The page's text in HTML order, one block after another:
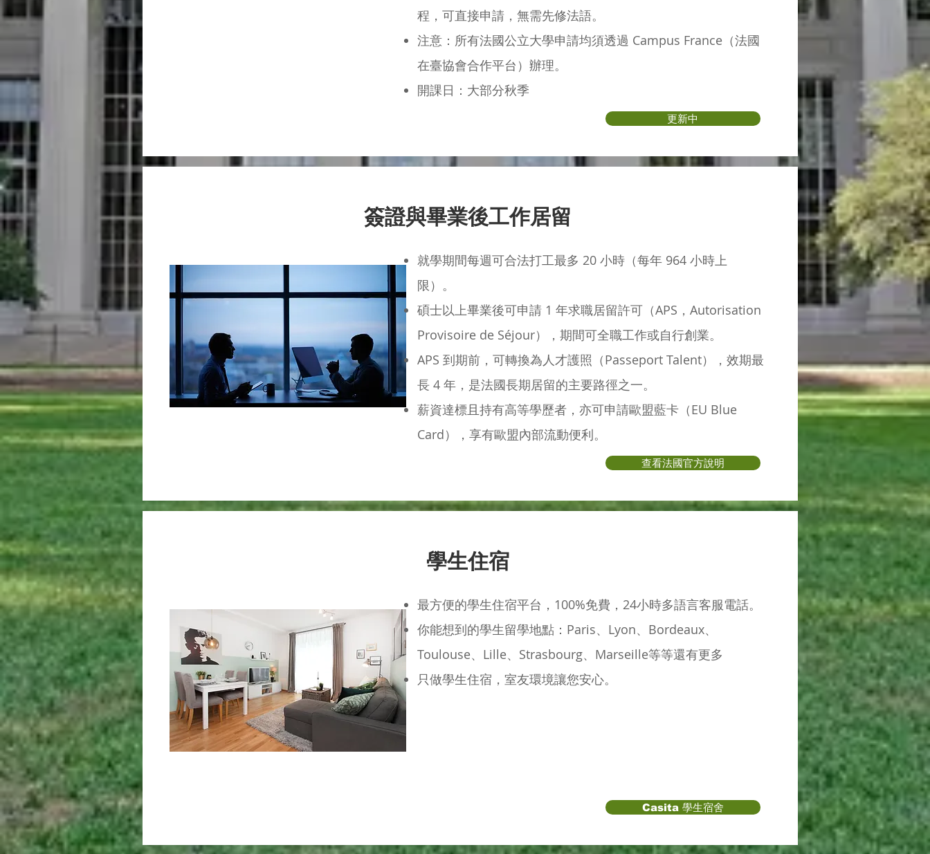
程，可直接申請，無需先修法語。
注意：所有法國公立大學申請均須透過 Campus France（法國
在臺協會合作平台）辦理。
開課日：大部分秋季
更新中
簽證與畢業後工作居留
就學期間每週可合法打工最多 20 小時（每年 964 小時上
限）。
碩士以上畢業後可申請 1 年求職居留許可（APS，Autorisation
Provisoire de Séjour），期間可全職工作或自行創業。
APS 到期前，可轉換為人才護照（Passeport Talent），效期最
長 4 年，是法國長期居留的主要路徑之一。
薪資達標且持有高等學歷者，亦可申請歐盟藍卡（EU Blue
Card），享有歐盟內部流動便利。​
查看法國官方說明
​學生住宿
最方便的學生住宿平台，100%免費，24小時多語言客服電話。
你能想到的學生留學地點：Paris、Lyon、Bordeaux、
Toulouse、Lille、Strasbourg、Marseille等等還有更多
只做學生住宿，室友環境讓您安心。
Casita 學生宿舍